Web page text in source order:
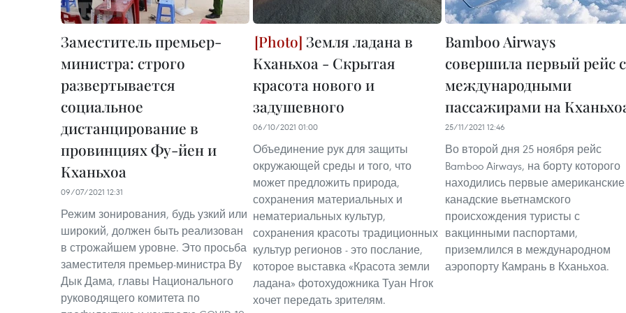
Заместитель премьер-
министра: строго
развертывается
социальное
дистанцирование в
провинциях Фу-йен и
Кханьхоа
09/07/2021 12:31
Режим зонирования, будь узкий или
широкий, должен быть реализован
в строжайшем уровне. Это просьба
заместителя премьер-министра Ву
Дык Дама, главы Национального
руководящего комитета по
Земля ладана в
Кханьхоа - Скрытая
красота нового и
задушевного
06/10/2021 01:00
Объединение рук для защиты
окружающей среды и того, что
может предложить природа,
сохранения материальных и
нематериальных культур,
сохранения красоты традиционных
культур регионов - это послание,
которое выставка «Красота земли
ладана» фотохудожника Туан Нгок
хочет передать зрителям.
Bamboo Airways
совершила первый рейс с
международными
пассажирами на
25/11/2021 12:46
Во второй дня 25 ноября рейс
Bamboo Airways, на борту которого
находились первые
канадские вьетнамского
происхождения туристы с
вакцинными паспортами,
приземлился в международном
аэропорту Камрань в Кханьхоа.